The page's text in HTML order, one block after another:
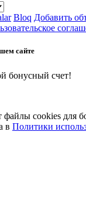
Bloq Добавить
сайте
бонусный счет!
файлы cookies для
в Политики